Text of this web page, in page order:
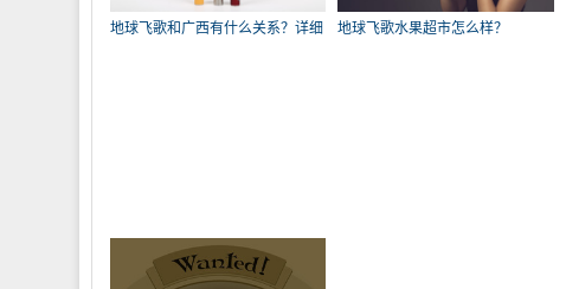
地球飞歌和广西有什么关系？详细
地球飞歌水果超市怎么样？